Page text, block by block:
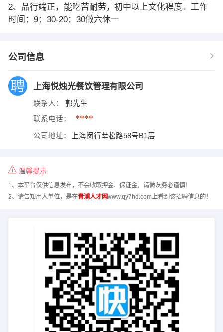
2、品行端正，能吃苦耐劳，初中以上文化程度。工作
时间：9：30-20：30做六休一
公司信息
上海悦烛光餐饮管理有限公司
联系人： 郭先生
联系电话： ****
公司地址： 上海闵行莘松路58号B1层
温馨提示
1、本平台仅供信息发布，不会收取押金、保证金，请微友务必谨慎！
2、请告知用人单位，是在青浦人才网www.qy7hd.com上看到该招聘信息的！